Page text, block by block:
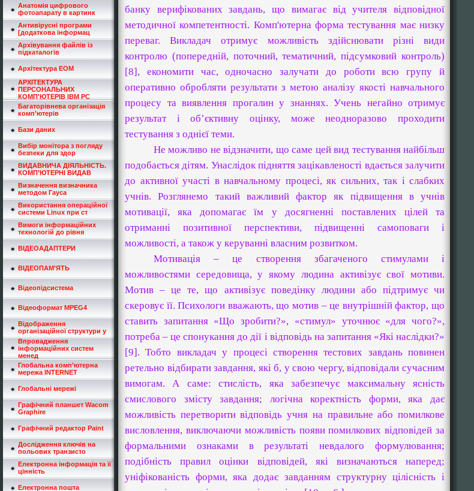
Анатомія цифрового
фотоапарату в картинк
Антивірусні програми
[додаткова інформац
Архівування файлів із
підкаталогів
Архітектура ЕОМ
АРХІТЕКТУРА
ПЕРСОНАЛЬНИХ
КОМП'ЮТЕРІВ IBM PC
Багаторівнева організація
комп’ютерів
Бази даних
Вибір монітора з погляду
безпеки для здор
ВИДАВНИЧА ДІЯЛЬНІСТЬ.
КОМП’ЮТЕРНІ ВИДАВ
Визначення визначника
методом Гауса
Використання операційної
системи Linux при ст
Вимоги інформаційних
технологій до рівня
ВІДЕОАДАПТЕРИ
ВІДЕОПАМ’ЯТЬ
Відеопідсистема
Відеоформат MPEG4
Відображення
організаційної структури у
Впровадження
інформаційних систем
менед
Глобальна комп’ютерна
мережа INTERNET
Глобальні мережі
Графічний планшет Wacom
Graphire
Графічний редактор Paint
Дослідження ключів на
польових транзисто
Електронна інформація та її
цінність
Електронна пошта
банку верифікованих завдань, що вимагає від учителя відповідної
методичної компетентності. Комп'ютерна форма тестування має низку
переваг. Викладач отримує можливість здійснювати різні види
контролю (попередній, поточний, тематичний, підсумковий контроль)
[8], економити час, одночасно залучати до роботи всю групу й
оперативно обробляти результати з метою аналізу якості навчального
процесу та виявлення прогалин у знаннях. Учень негайно отримує
результат і об’єктивну оцінку, може неодноразово проходити
тестування з однієї теми.
Не можливо не відзначити, що саме цей вид тестування найбільш
подобається дітям. Унаслідок підняття зацікавленості вдається залучити
до активної участі в навчальному процесі, як сильних, так і слабких
учнів. Розглянемо такий важливий фактор як підвищення в учнів
мотивації, яка допомагає їм у досягненні поставлених цілей та
отриманні позитивної перспективи, підвищенні самоповаги і
можливості, а також у керуванні власним розвитком.
Мотивація– це створення збагаченого стимулами і
можливостями середовища, у якому людина активізує свої мотиви.
Мотив – це те, що активізує поведінку людини або підтримує чи
скеровує її. Психологи вважають, що мотив – це внутрішній фактор, що
ставить запитання «Що зробити?», «стимул» уточнює «для чого?»,
потреба – це спонукання до дії і відповідь на запитання «Які наслідки?»
[9]. Тобто викладач у процесі створення тестових завдань повинен
ретельно відбирати завдання, які б, у свою чергу, відповідали сучасним
вимогам. А саме: стислість, яка забезпечує максимальну ясність
смислового змісту завдання; логічна коректність форми, яка дає
можливість перетворити відповідь учня на правильне або помилкове
висловлення, виключаючи можливість появи помилкових відповідей за
формальними ознаками в результаті невдалого формулювання;
подібність правил оцінки відповідей, які визначаються наперед;
уніфікованість форми, яка додає завданням структурну цілісність і